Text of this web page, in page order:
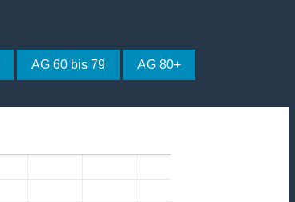
AG 60 bis 79 AG 80+